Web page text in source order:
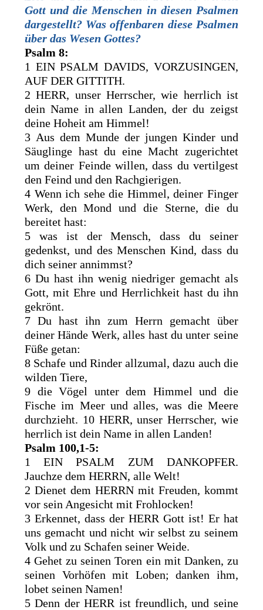
Gott und die Menschen in diesen Psalmen
dargestellt? Was offenbaren diese Psalmen
über das Wesen Gottes?
Psalm 8:
1 EIN PSALM DAVIDS, VORZUSINGEN,
AUF DER GITTITH.
2 HERR, unser Herrscher, wie herrlich ist
dein Name in allen Landen, der du zeigst
deine Hoheit am Himmel!
3 Aus dem Munde der jungen Kinder und
Säuglinge hast du eine Macht zugerichtet
um deiner Feinde willen, dass du vertilgest
den Feind und den Rachgierigen.
4 Wenn ich sehe die Himmel, deiner Finger
Werk, den Mond und die Sterne, die du
bereitet hast:
5 was ist der Mensch, dass du seiner
gedenkst, und des Menschen Kind, dass du
dich seiner annimmst?
6 Du hast ihn wenig niedriger gemacht als
Gott, mit Ehre und Herrlichkeit hast du ihn
gekrönt.
7 Du hast ihn zum Herrn gemacht über
deiner Hände Werk, alles hast du unter seine
Füße getan:
8 Schafe und Rinder allzumal, dazu auch die
wilden Tiere,
9 die Vögel unter dem Himmel und die
Fische im Meer und alles, was die Meere
durchzieht. 10 HERR, unser Herrscher, wie
herrlich ist dein Name in allen Landen!
Psalm 100,1-5:
1 EIN PSALM ZUM DANKOPFER.
Jauchze dem HERRN, alle Welt!
2 Dienet dem HERRN mit Freuden, kommt
vor sein Angesicht mit Frohlocken!
3 Erkennet, dass der HERR Gott ist! Er hat
uns gemacht und nicht wir selbst zu seinem
Volk und zu Schafen seiner Weide.
4 Gehet zu seinen Toren ein mit Danken, zu
seinen Vorhöfen mit Loben; danken ihm,
lobet seinen Namen!
5 Denn der HERR ist freundlich, und seine